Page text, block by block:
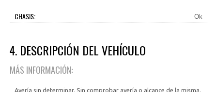
CHASIS: Ok
4. DESCRIPCIÓN DEL VEHÍCULO
MÁS INFORMACIÓN:
Avería sin determinar. Sin comprobar avería o alcance de la misma.